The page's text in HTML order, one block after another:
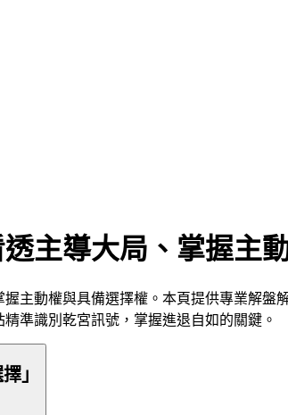
主導大局、掌握主
主動權與具備選擇權。本頁提供專業解
準識別乾宮訊號，掌握進退自如的關鍵。
」